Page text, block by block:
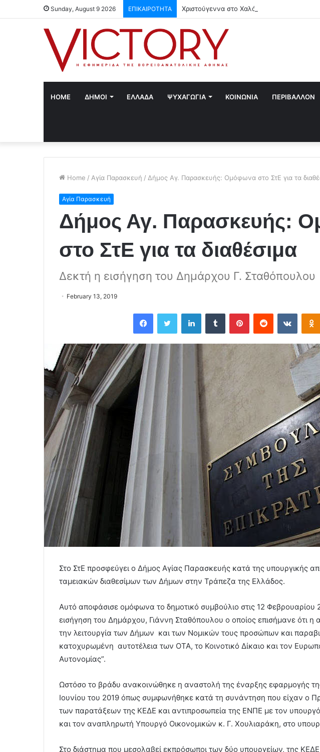
Sunday, August 9 2026 ΕΠΙΚΑΙΡΟΤΗΤΑ Χριστούγεννα στο Χαλάνδρι- Ολες οι
HOME ΔΗΜΟΙ ΕΛΛΑΔΑ ΨΥΧΑΓΩΓΙΑ ΚΟΙΝΩΝΙΑ ΠΕΡΙΒΑΛΛΟΝ
Home / Αγία Παρασκευή / Δήμος Αγ. Παρασκευής: Ομόφωνα στο ΣτΕ για τα
Αγία Παρασκευή
Δήμος Αγ. Παρασκευής:
στο ΣτΕ για τα διαθέσιμα
Δεκτή η εισήγηση του Δημάρχου Γ. Σταθόπουλου
February 13, 2019
Στο ΣτΕ προσφεύγει ο Δήμος Αγίας Παρασκευής κατά της υπουργικής
ταμειακών διαθεσίμων των Δήμων στην Τράπεζα της Ελλάδος.
Αυτό αποφάσισε ομόφωνα το δημοτικό συμβούλιο στις 12 Φεβρουαρίου
εισήγηση του Δημάρχου, Γιάννη Σταθόπουλου ο οποίος επισήμανε ότι
την λειτουργία των Δήμων και των Νομικών τους προσώπων και
κατοχυρωμένη αυτοτέλεια των ΟΤΑ, το Κοινοτικό Δίκαιο και τον
Αυτονομίας”.
Ωστόσο το βράδυ ανακοινώθηκε η αναστολή της έναρξης εφαρμογής
Ιουνίου του 2019 όπως συμφωνήθηκε κατά τη συνάντηση που είχαν ο
των παρατάξεων της ΚΕΔΕ και αντιπροσωπεία της ΕΝΠΕ με τον
και τον αναπληρωτή Υπουργό Οικονομικών κ. Γ. Χουλιαράκη, στο
Στο διάστημα που μεσολαβεί εκπρόσωποι των δύο υπουργείων, της